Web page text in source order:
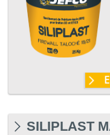
SILIPLAST